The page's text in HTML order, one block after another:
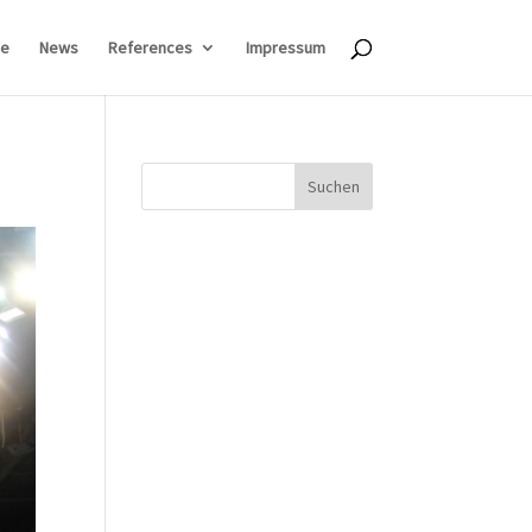
News References Impressum